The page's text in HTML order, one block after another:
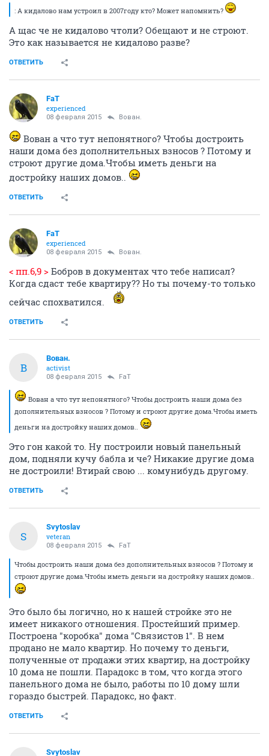
: А кидалово нам устроил в 2007году кто? Может напомнить?
А щас че не кидалово чтоли? Обещают и не строют.
Это как называется не кидалово разве?
ОТВЕТИТЬ
FaT
experienced
08 февраля 2015 Вован.
Вован а что тут непонятного? Чтобы достроить
наши дома без дополнительных взносов ? Потому и
строют другие дома.Чтобы иметь деньги на
достройку наших домов..
ОТВЕТИТЬ
FaT
experienced
08 февраля 2015 Вован.
< пп.6,9 > Бобров в документах что тебе написал?
Когда сдаст тебе квартиру?? Но ты почему-то только
сейчас спохватился.
ОТВЕТИТЬ
В
Вован.
activist
08 февраля 2015 FaT
Вован а что тут непонятного? Чтобы достроить наши дома без
дополнительных взносов ? Потому и строют другие дома.Чтобы иметь
деньги на достройку наших домов..
Это гон какой то. Ну построили новый панельный
дом, подняли кучу бабла и че? Никакие другие дома
не достроили! Втирай свою ... комунибудь другому.
ОТВЕТИТЬ
S
Svytoslav
veteran
08 февраля 2015 FaT
Чтобы достроить наши дома без дополнительных взносов ? Потому и
строют другие дома.Чтобы иметь деньги на достройку наших домов..
Это было бы логично, но к нашей стройке это не
имеет никакого отношения. Простейший пример.
Построена "коробка" дома "Связистов 1". В нем
продано не мало квартир. Но почему то деньги,
полученные от продажи этих квартир, на достройку
10 дома не пошли. Парадокс в том, что когда этого
панельного дома не было, работы по 10 дому шли
гораздо быстрей. Парадокс, но факт.
ОТВЕТИТЬ
Svytoslav